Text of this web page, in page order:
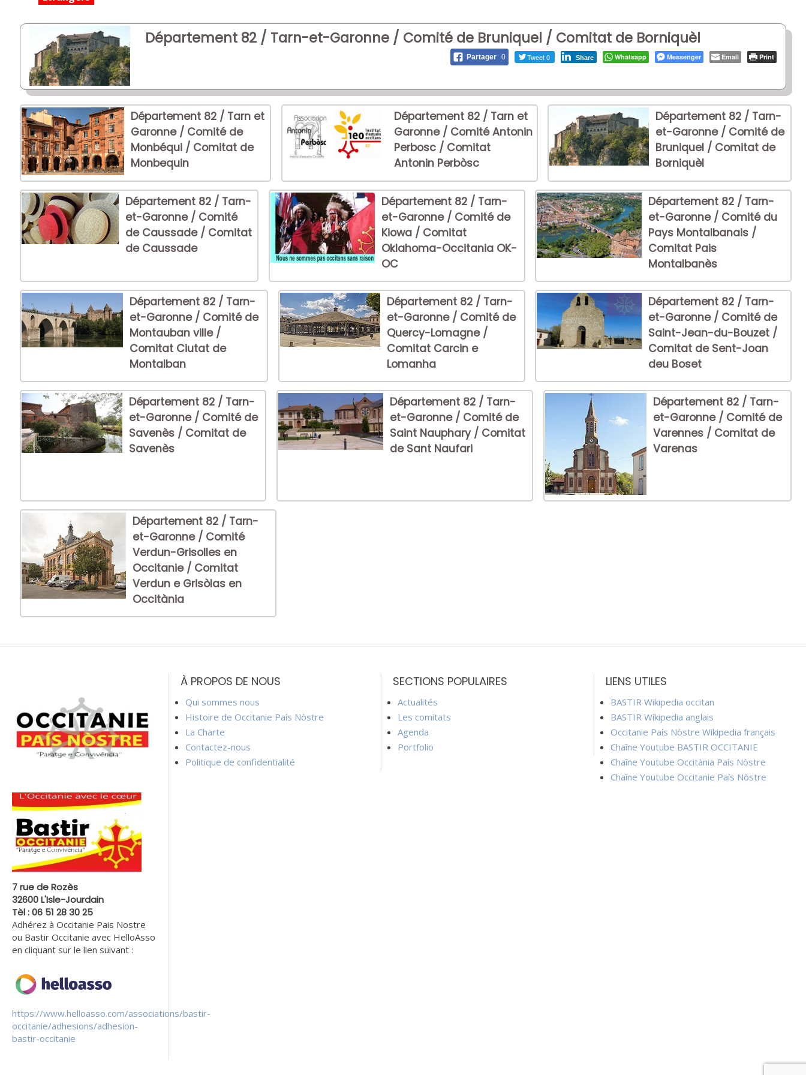
Département 82 / Tarn-et-Garonne / Comité de Bruniquel / Comitat de Borniquèl
Partager 0 Tweet 0 Share Whatsapp Messenger Email Print
Département 82 / Tarn et
Garonne / Comité de
Monbéqui / Comitat de
Monbequin
Département 82 / Tarn et
Garonne / Comité Antonin
Perbosc / Comitat
Antonin Perbòsc
Département 82 / Tarn-
et-Garonne / Comité de
Bruniquel / Comitat de
Borniquèl
Département 82 / Tarn-
et-Garonne / Comité
de Caussade / Comitat
de Caussade
Département 82 / Tarn-
et-Garonne / Comité de
Kiowa / Comitat
Oklahoma-Occitania OK-
OC
Département 82 / Tarn-
et-Garonne / Comité du
Pays Montalbanais /
Comitat Pais
Montalbanès
Département 82 / Tarn-
et-Garonne / Comité de
Montauban ville /
Comitat Ciutat de
Montalban
Département 82 / Tarn-
et-Garonne / Comité de
Quercy-Lomagne /
Comitat Carcin e
Lomanha
Département 82 / Tarn-
et-Garonne / Comité de
Saint-Jean-du-Bouzet /
Comitat de Sent-Joan
deu Boset
Département 82 / Tarn-
et-Garonne / Comité de
Savenès / Comitat de
Savenès
Département 82 / Tarn-
et-Garonne / Comité de
Saint Nauphary / Comitat
de Sant Naufari
Département 82 / Tarn-
et-Garonne / Comité de
Varennes / Comitat de
Varenas
Département 82 / Tarn-
et-Garonne / Comité
Verdun-Grisolles en
Occitanie / Comitat
Verdun e Grisòlas en
Occitània
7 rue de Rozès
32600 L'Isle-Jourdain
Tèl : 06 51 28 30 25
Adhérez à Occitanie Pais Nostre
ou Bastir Occitanie avec HelloAsso
en cliquant sur le lien suivant :
https://www.helloasso.com/associations/bastir-
occitanie/adhesions/adhesion-
bastir-occitanie
À PROPOS DE NOUS
Qui sommes nous
Histoire de Occitanie País Nòstre
La Charte
Contactez-nous
Politique de confidentialité
SECTIONS POPULAIRES
Actualités
Les comitats
Agenda
Portfolio
LIENS UTILES
BASTIR Wikipedia occitan
BASTIR Wikipedia anglais
Occitanie País Nòstre Wikipedia français
Chaîne Youtube BASTIR OCCITANIE
Chaîne Youtube Occitània País Nòstre
Chaîne Youtube Occitanie País Nòstre